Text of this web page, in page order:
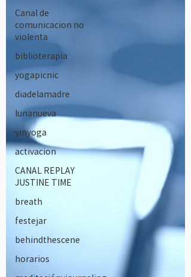
Canal de
comunicacion no
violenta
biblioterapia
yogapicnic
diadelamadre
lunanueva
yinyoga
activacion
CANAL REPLAY
JUSTINE TIME
breath
festejar
behindthescene
horarios